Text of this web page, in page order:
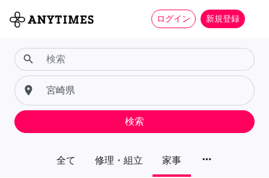
ログイン 新規登録
全て 修理・組立 家事 more_horiz
search
place
検索